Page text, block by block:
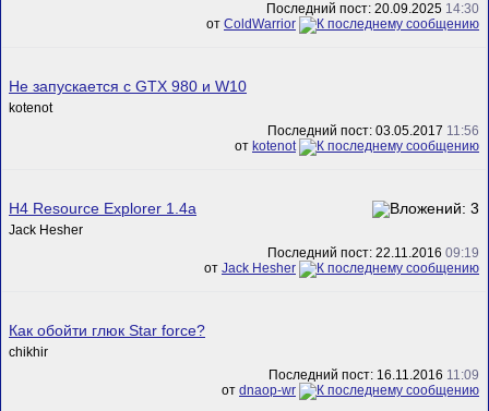
Последний пост: 20.09.2025 14:30
от ColdWarrior
Не запускается с GTX 980 и W10
kotenot
Последний пост: 03.05.2017 11:56
от kotenot
H4 Resource Explorer 1.4a
Jack Hesher
Последний пост: 22.11.2016 09:19
от Jack Hesher
Как обойти глюк Star force?
chikhir
Последний пост: 16.11.2016 11:09
от dnaop-wr